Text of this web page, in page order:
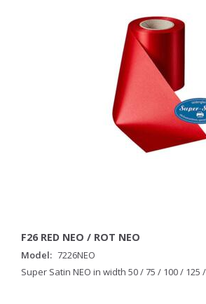
F26 RED NEO / ROT NEO
Model: 7226NEO
Super Satin NEO in width 50 / 75 / 100 / 125